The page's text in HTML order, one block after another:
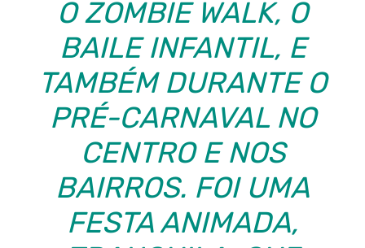
O ZOMBIE WALK, O
BAILE INFANTIL, E
TAMBÉM DURANTE O
PRÉ-CARNAVAL NO
CENTRO E NOS
BAIRROS. FOI UMA
FESTA ANIMADA,